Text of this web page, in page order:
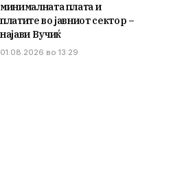
минималната плата и
платите во јавниот сектор –
најави Вучиќ
01.08.2026 во 13:29